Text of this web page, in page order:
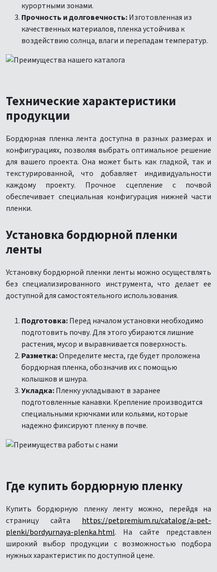
курортными зонами.
Прочность и долговечность:Изготовленная из
качественных материалов, пленка устойчива к
воздействию солнца, влаги и перепадам температур.
Технические характеристики
продукции
Бордюрная пленка лента доступна в разных размерах и
конфигурациях, позволяя выбрать оптимальное решение
для вашего проекта. Она может быть как гладкой, так и
текстурированной, что добавляет индивидуальности
каждому проекту. Прочное сцепление с почвой
обеспечивает специальная конфигурация нижней части
пленки.
Установка бордюрной пленки
ленты
Установку бордюрной пленки ленты можно осуществлять
без специализированного инструмента, что делает ее
доступной для самостоятельного использования.
Подготовка:Перед началом установки необходимо
подготовить почву. Для этого убираются лишние
растения, мусор и выравнивается поверхность.
Разметка:Определите места, где будет проложена
бордюрная пленка, обозначив их с помощью
колышков и шнура.
Укладка:Пленку укладывают в заранее
подготовленные канавки. Крепление производится
специальными крючками или кольями, которые
надежно фиксируют пленку в почве.
Где купить бордюрную пленку
Купить бордюрную пленку ленту можно, перейдя на
страницу сайта https://petpremium.ru/catalog/a-pet-
plenki/bordyurnaya-plenka.html. На сайте представлен
широкий выбор продукции с возможностью подбора
нужных характеристик по доступной цене.